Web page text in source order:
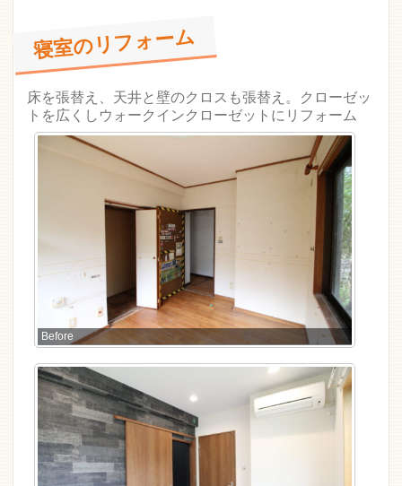
寝室のリフォーム
床を張替え、天井と壁のクロスも張替え。クローゼッ
トを広くしウォークインクローゼットにリフォーム
Before